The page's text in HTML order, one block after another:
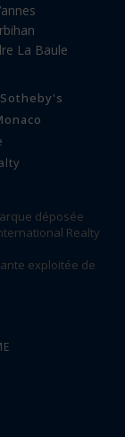
La Baule
déposée
Realty
exploitée de